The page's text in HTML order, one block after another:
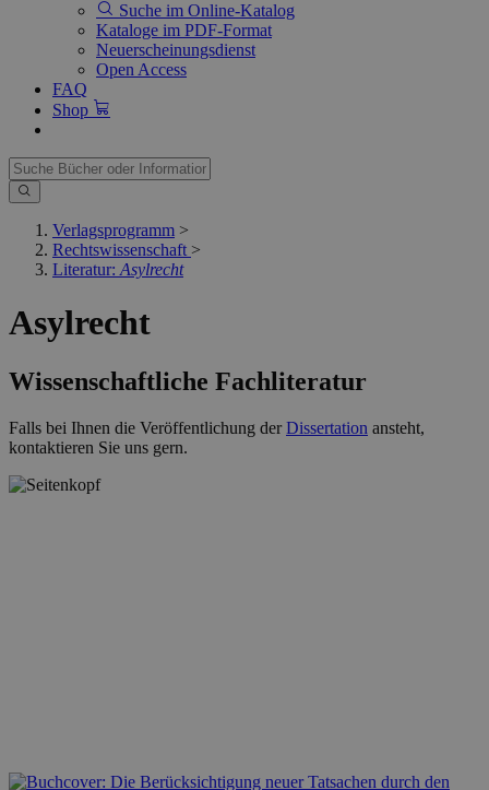
Suche im Online-Katalog
Kataloge im PDF-Format
Neuerscheinungsdienst
Open Access
FAQ
Shop
Verlagsprogramm >
Rechtswissenschaft >
Literatur: Asylrecht
Asylrecht
Wissenschaftliche Fachliteratur
Falls bei Ihnen die Veröffentlichung derDissertation ansteht,
kontaktieren Sie uns gern.